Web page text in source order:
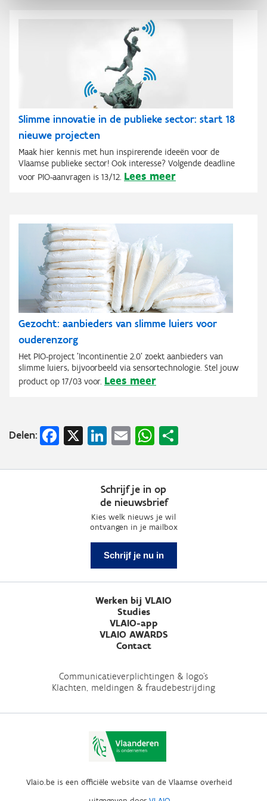
Slimme innovatie in de publieke sector: start 18
nieuwe projecten
Maak hier kennis met hun inspirerende ideeën voor de
Vlaamse publieke sector! Ook interesse? Volgende deadline
voor PIO-aanvragen is 13/12. Lees meer
Gezocht: aanbieders van slimme luiers voor
ouderenzorg
Het PIO-project 'Incontinentie 2.0' zoekt aanbieders van
slimme luiers, bijvoorbeeld via sensortechnologie. Stel jouw
product op 17/03 voor. Lees meer
Delen: Facebook
X LinkedIn
EmailWhatsApp
Schrijf je in op
de nieuwsbrief
Kies welk nieuws je wil
ontvangen in je mailbox
Schrijf je nu in
Werken bij VLAIO
Studies
VLAIO-app
VLAIO AWARDS
Contact
Communicatieverplichtingen & logo's
Klachten, meldingen & fraudebestrijding
Vlaio.be is een officiële website van de Vlaamse overheid